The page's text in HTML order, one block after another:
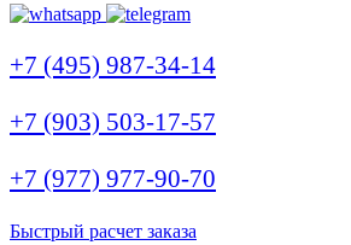
+7 (495) 987-34-14
+7 (903) 503-17-57
+7 (977) 977-90-70
Быстрый расчет заказа